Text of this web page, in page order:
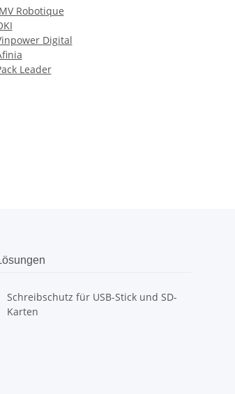
Robotique
Digital
Leader
Schreibschutz für USB-Stick und SD-
Karten